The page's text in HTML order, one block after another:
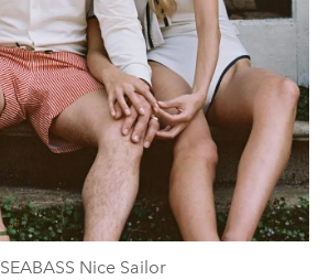
SEABASS Nice Sailor